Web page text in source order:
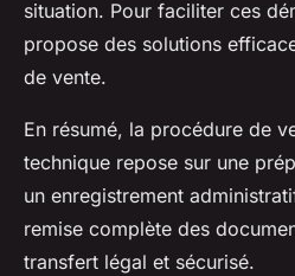
situation. Pour faciliter ces
propose des solutions
de vente.
En résumé, la procédure de
technique repose sur une
un enregistrement
remise complète des
transfert légal et sécurisé.